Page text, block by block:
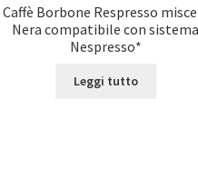
Caffè Borbone Respresso
Nera compatibile con sistema
Nespresso*
Leggi tutto